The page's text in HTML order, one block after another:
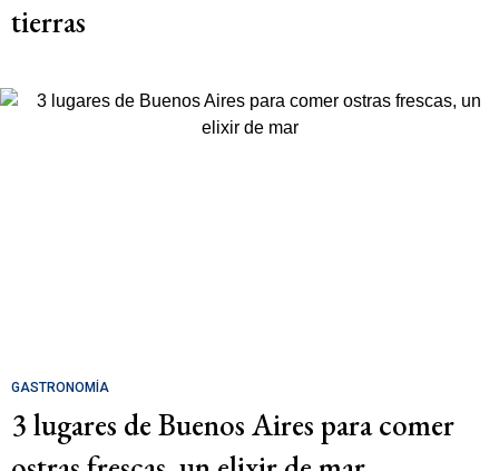
tierras
GASTRONOMÍA
3 lugares de Buenos Aires para comer